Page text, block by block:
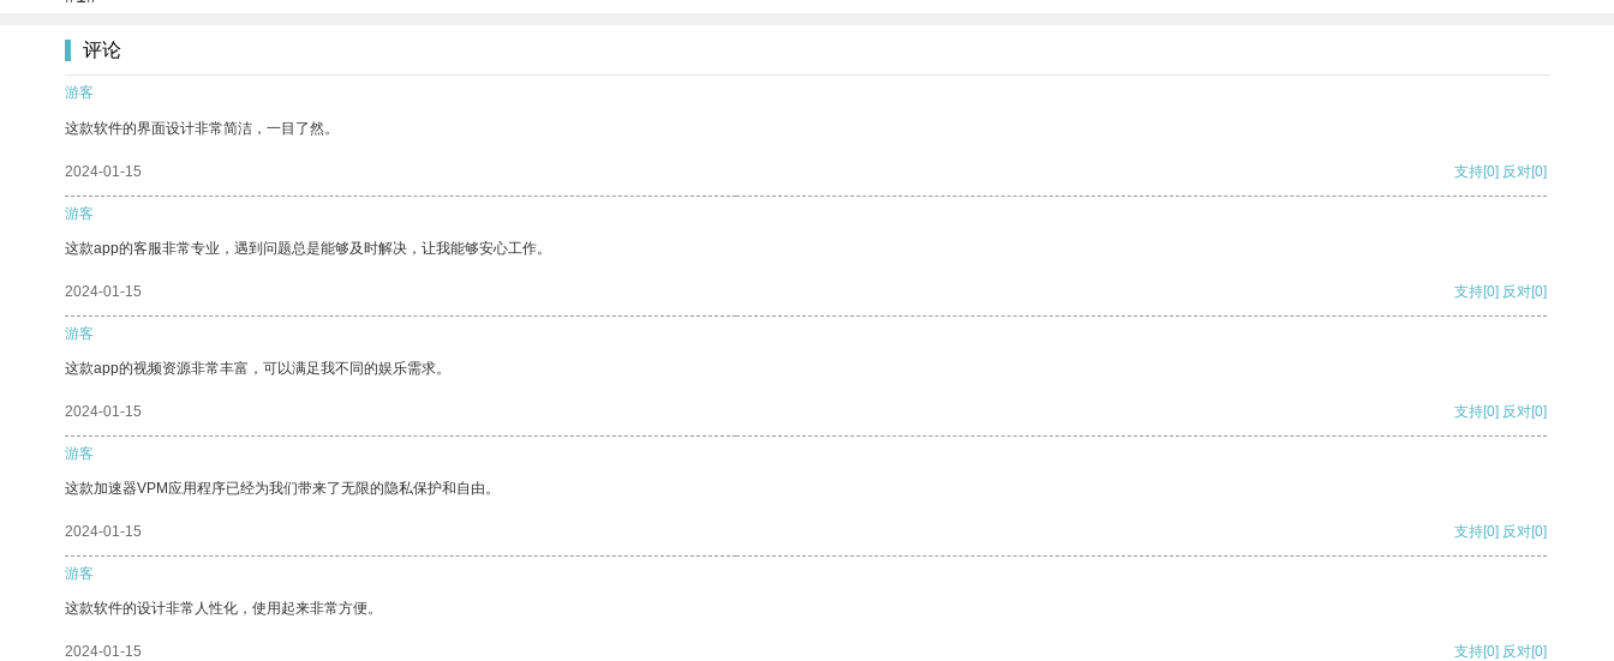
评论
游客
这款软件的界面设计非常简洁，一目了然。
2024-01-15 支持[0] 反对[0]
游客
这款app的客服非常专业，遇到问题总是能够及时解决，让我能够安心工作。
2024-01-15 支持[0] 反对[0]
游客
这款app的视频资源非常丰富，可以满足我不同的娱乐需求。
2024-01-15 支持[0] 反对[0]
游客
这款加速器VPM应用程序已经为我们带来了无限的隐私保护和自由。
2024-01-15 支持[0] 反对[0]
游客
这款软件的设计非常人性化，使用起来非常方便。
2024-01-15 支持[0] 反对[0]